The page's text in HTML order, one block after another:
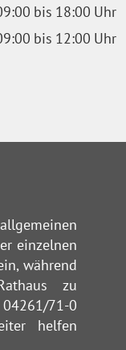
bis 18:00 Uhr
bis 12:00 Uhr
einzelnen
während
zu
71-0
helfen